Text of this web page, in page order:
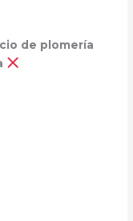
de plomería